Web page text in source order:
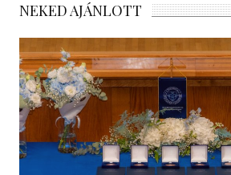
NEKED AJÁNLOTT